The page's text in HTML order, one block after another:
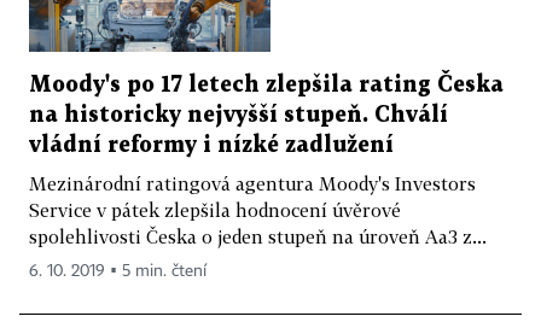
Moody's po 17 letech zlepšila rating Česka
na historicky nejvyšší stupeň. Chválí
vládní reformy i nízké zadlužení
Mezinárodní ratingová agentura Moody's Investors
Service v pátek zlepšila hodnocení úvěrové
spolehlivosti Česka o jeden stupeň na úroveň Aa3 z...
6. 10. 2019 ▪ 5 min. čtení